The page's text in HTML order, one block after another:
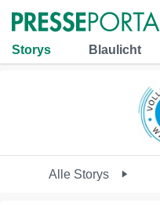
Storys Blaulicht
Alle Storys